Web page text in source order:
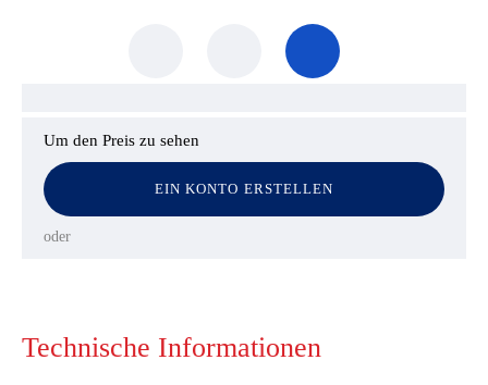
Um den Preis zu sehen
EIN KONTO ERSTELLEN
oder
Technische Informationen